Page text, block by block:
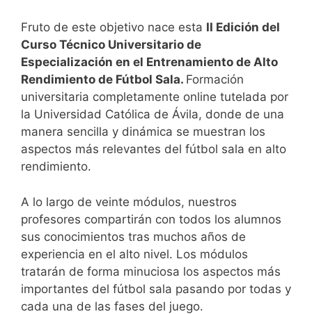
Fruto de este objetivo nace esta II Edición del
Curso Técnico Universitario de
Especialización en el Entrenamiento de Alto
Rendimiento de Fútbol Sala. Formación
universitaria completamente online tutelada por
la Universidad Católica de Ávila, donde de una
manera sencilla y dinámica se muestran los
aspectos más relevantes del fútbol sala en alto
rendimiento.
A lo largo de veinte módulos, nuestros
profesores compartirán con todos los alumnos
sus conocimientos tras muchos años de
experiencia en el alto nivel. Los módulos
tratarán de forma minuciosa los aspectos más
importantes del fútbol sala pasando por todas y
cada una de las fases del juego.